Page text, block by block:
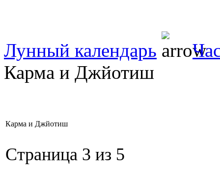
Лунный календарь
Карма и Джйотиш
Карма и Джйотиш
Страница 3 из 5